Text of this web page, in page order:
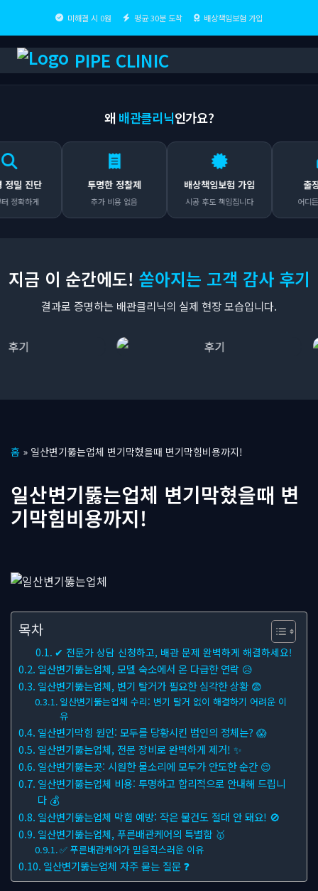
미해결 시 0원 평균 30분 도착 배상책임보험 가입
PIPE CLINIC
왜 배관클리닉인가요?
진단
하게
투명한 정찰제
추가 비용 없음
배상책임보험 가입
시공 후도 책임집니다
출장비
어디든 무
지금 이 순간에도! 쏟아지는 고객 감사 후기
결과로 증명하는 배관클리닉의 실제 현장 모습입니다.
텐
로
건
기
홈 » 일산변기뚫는업체 변기막혔을때 변기막힘비용까지!
일산변기뚫는업체 변기막혔을때 변
기막힘비용까지!
목차
✔ 전문가 상담 신청하고, 배관 문제 완벽하게 해결하세요!
일산변기뚫는업체, 모델 숙소에서 온 다급한 연락 😥
일산변기뚫는업체, 변기 탈거가 필요한 심각한 상황 😨
일산변기뚫는업체 수리: 변기 탈거 없이 해결하기 어려운 이
유
일산변기막힘 원인: 모두를 당황시킨 범인의 정체는? 😱
일산변기뚫는업체, 전문 장비로 완벽하게 제거! ✨
일산변기뚫는곳: 시원한 물소리에 모두가 안도한 순간 😌
일산변기뚫는업체 비용: 투명하고 합리적으로 안내해 드립니
다 💰
일산변기뚫는업체 막힘 예방: 작은 물건도 절대 안 돼요! 🚫
일산변기뚫는업체, 푸른배관케어의 특별함 🥇
✅ 푸른배관케어가 믿음직스러운 이유
일산변기뚫는업체 자주 묻는 질문 ❓